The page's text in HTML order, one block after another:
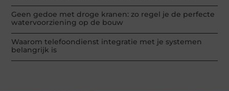
Geen gedoe met droge kranen: zo regel je de perfecte
watervoorziening op de bouw
Waarom telefoondienst integratie met je systemen
belangrijk is